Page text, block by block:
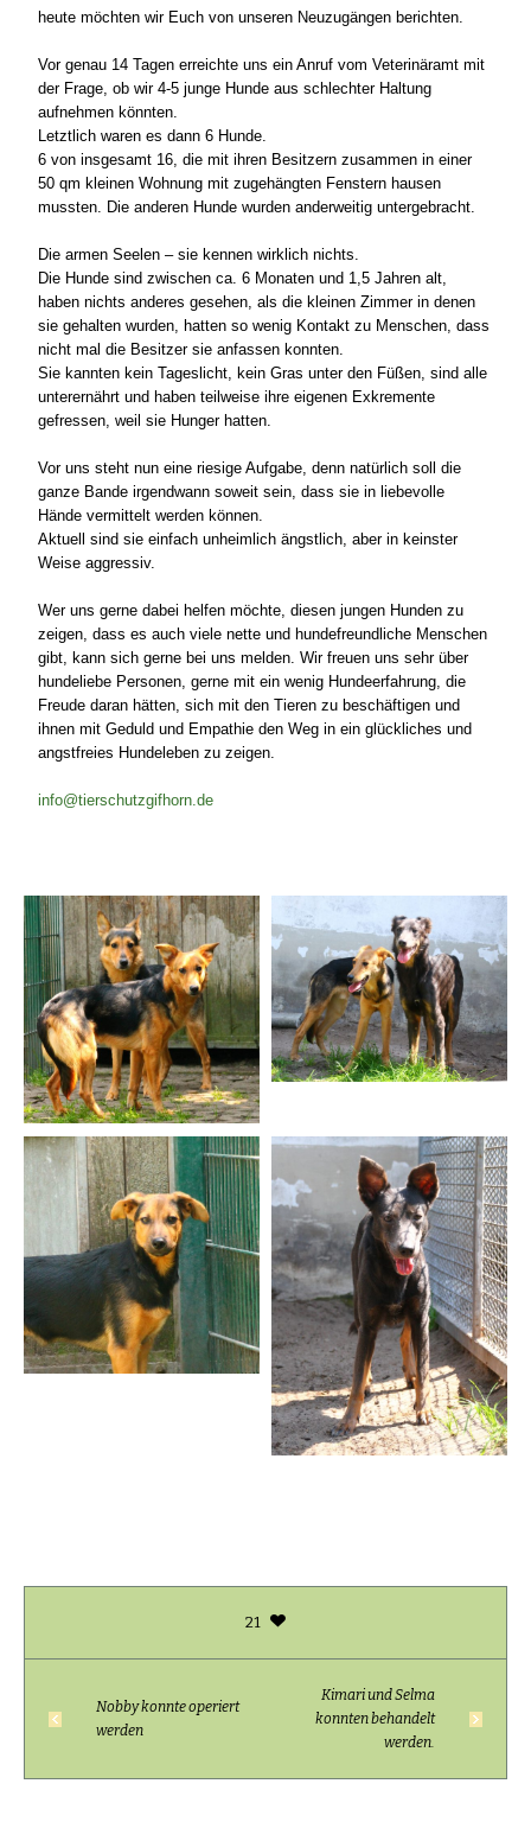
heute möchten wir Euch von unseren Neuzugängen berichten.
Vor genau 14 Tagen erreichte uns ein Anruf vom Veterinäramt mit
der Frage, ob wir 4-5 junge Hunde aus schlechter Haltung
aufnehmen könnten.
Letztlich waren es dann 6 Hunde.
6 von insgesamt 16, die mit ihren Besitzern zusammen in einer
50 qm kleinen Wohnung mit zugehängten Fenstern hausen
mussten. Die anderen Hunde wurden anderweitig untergebracht.
Die armen Seelen – sie kennen wirklich nichts.
Die Hunde sind zwischen ca. 6 Monaten und 1,5 Jahren alt,
haben nichts anderes gesehen, als die kleinen Zimmer in denen
sie gehalten wurden, hatten so wenig Kontakt zu Menschen, dass
nicht mal die Besitzer sie anfassen konnten.
Sie kannten kein Tageslicht, kein Gras unter den Füßen, sind alle
unterernährt und haben teilweise ihre eigenen Exkremente
gefressen, weil sie Hunger hatten.
Vor uns steht nun eine riesige Aufgabe, denn natürlich soll die
ganze Bande irgendwann soweit sein, dass sie in liebevolle
Hände vermittelt werden können.
Aktuell sind sie einfach unheimlich ängstlich, aber in keinster
Weise aggressiv.
Wer uns gerne dabei helfen möchte, diesen jungen Hunden zu
zeigen, dass es auch viele nette und hundefreundliche Menschen
gibt, kann sich gerne bei uns melden. Wir freuen uns sehr über
hundeliebe Personen, gerne mit ein wenig Hundeerfahrung, die
Freude daran hätten, sich mit den Tieren zu beschäftigen und
ihnen mit Geduld und Empathie den Weg in ein glückliches und
angstfreies Hundeleben zu zeigen.
info@tierschutzgifhorn.de
21
Nobby konnte operiert
werden
Kimari und Selma
konnten behandelt
werden.